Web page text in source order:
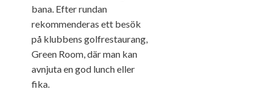
bana. Efter rundan
rekommenderas ett besök
på klubbens golfrestaurang,
Green Room, där man kan
avnjuta en god lunch eller
fika.